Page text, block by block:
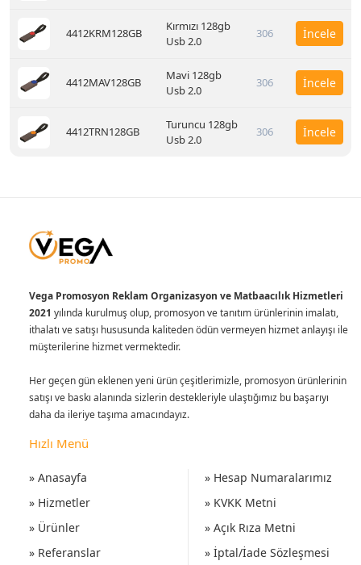
4412KRM128GB
Kırmızı 128gb
Usb 2.0
306 İncele
4412MAV128GB
Mavi 128gb
Usb 2.0
306 İncele
4412TRN128GB
Turuncu 128gb
Usb 2.0
306 İncele
Vega Promosyon Reklam Organizasyon ve Matbaacılık Hizmetleri
2021 yılında kurulmuş olup, promosyon ve tanıtım ürünlerinin imalatı,
ithalatı ve satışı hususunda kaliteden ödün vermeyen hizmet anlayışı ile
müşterilerine hizmet vermektedir.
Her geçen gün eklenen yeni ürün çeşitlerimizle, promosyon ürünlerinin
satışı ve baskı alanında sizlerin destekleriyle ulaştığımız bu başarıyı
daha da ileriye taşıma amacındayız.
Hızlı Menü
» Anasayfa
» Hizmetler
» Ürünler
» Referanslar
» Hesap Numaralarımız
» KVKK Metni
» Açık Rıza Metni
» İptal/İade Sözleşmesi